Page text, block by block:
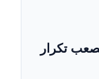
تكرار